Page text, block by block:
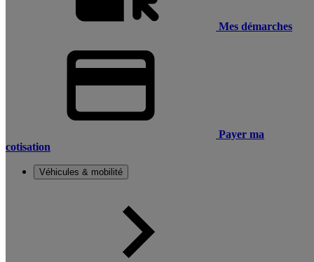
Mes démarches
Payer ma
cotisation
Véhicules & mobilité